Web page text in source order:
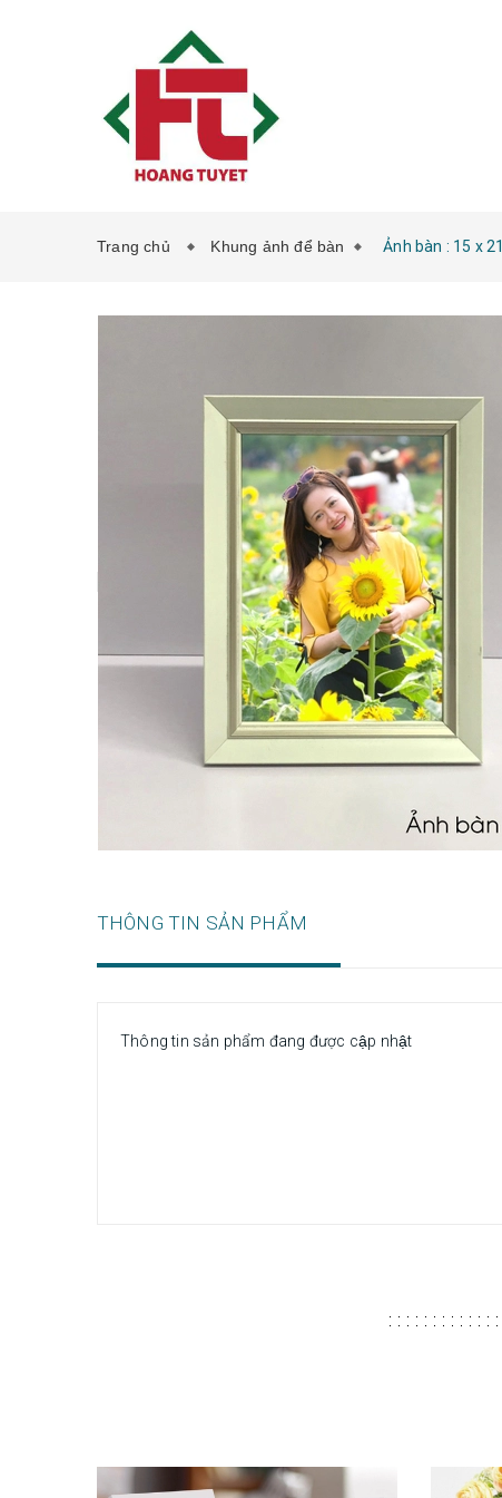
Trang chủ Khung ảnh để bàn Ảnh bàn : 15 x 21
THÔNG TIN SẢN PHẨM
Thông tin sản phẩm đang được cập nhật